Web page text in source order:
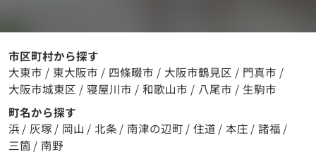
市区町村から探す
大東市 / 東大阪市 / 四條畷市 / 大阪市鶴見区 / 門真市 /
大阪市城東区 / 寝屋川市 / 和歌山市 / 八尾市 / 生駒市
町名から探す
浜 / 灰塚 / 岡山 / 北条 / 南津の辺町 / 住道 / 本庄 / 諸福 /
三箇 / 南野